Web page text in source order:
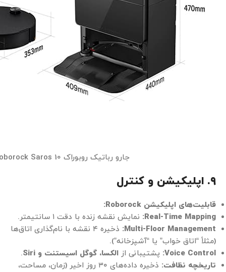
جارو رباتیک روبوراک Roborock Saros 10
۹. اپلیکیشن و کنترل
قابلیت‌های اپلیکیشن Roborock:
Real-Time Mapping: نمایش نقشه زنده با دقت ۱ سانتیمتر.
Multi-Floor Management:
ذخیره ۴ نقشه با نام‌گذاری اتاق‌ها
(مثلاً “اتاق خواب” یا “آشپزخانه”).
Voice Control: پشتیبانی از الکسا، گوگل اسیستنت و Siri
.
تاریخچه نظافت:
ذخیره داده‌های ۳۰ روز اخیر (زمان، مساحت،